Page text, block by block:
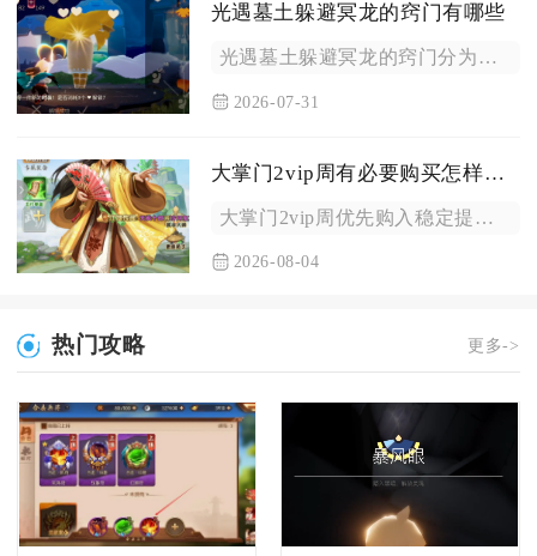
光遇墓土躲避冥龙的窍门有哪些
光遇墓土躲避冥龙的窍门分为提前预判规避、被锁定后应急脱身、分...
2026-07-31
大掌门2vip周有必要购买怎样的物品
大掌门2vip周优先购入稳定提升进度的养成刚需，控制概率类礼...
2026-08-04
热门攻略 更多->